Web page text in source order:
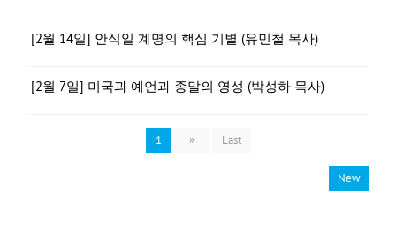
[2월 14일] 안식일 계명의 핵심 기별 (유민철 목사)
[2월 7일] 미국과 예언과 종말의 영성 (박성하 목사)
1 » Last
New